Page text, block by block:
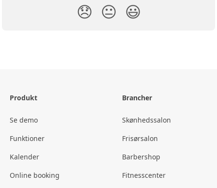
😞 😐 😃
Produkt
Se demo
Funktioner
Kalender
Online booking
Brancher
Skønhedssalon
Frisørsalon
Barbershop
Fitnesscenter